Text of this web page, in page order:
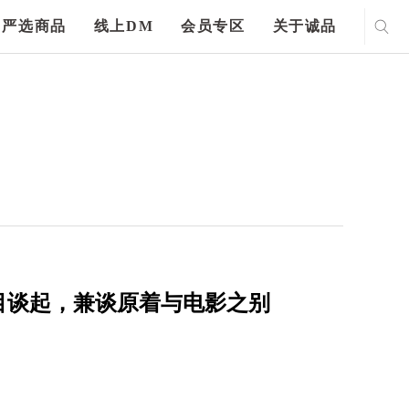
严选商品 线上DM 会员专区 关于诚品
起，兼谈原着与电影之别